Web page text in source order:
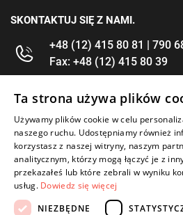
SKONTAKTUJ SIĘ Z NAMI.
+48 (12) 415 80 81 | 790
Fax: +48 (12) 415 80 39
kontakt@im-narzedzia.pl
INFORMACJE
OFERTA
MOJE KONTO
Ta strona używa plików
Używamy plików cookie w celu
naszego ruchu. Udostępniamy również
korzystasz z naszej witryny, naszym
analitycznym, którzy mogą łączyć je z
przekazałeś lub które zebrali w wyniku
usług. Dowiedz się więcej
NIEZBĘDNE